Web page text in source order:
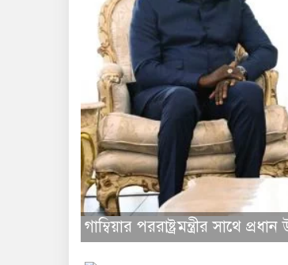
গাম্বিয়ার পররাষ্ট্রমন্ত্রীর সাথে